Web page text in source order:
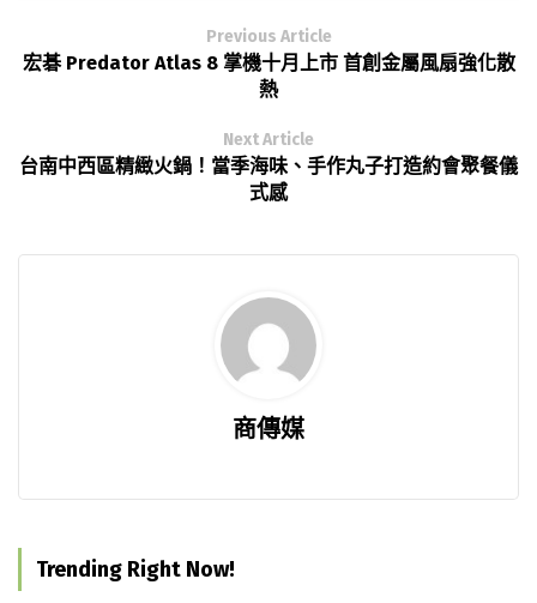
Previous Article
宏碁 Predator Atlas 8 掌機十月上市 首創金屬風扇強化散
熱
Next Article
台南中西區精緻火鍋！當季海味、手作丸子打造約會聚餐儀
式感
商傳媒
Trending Right Now!